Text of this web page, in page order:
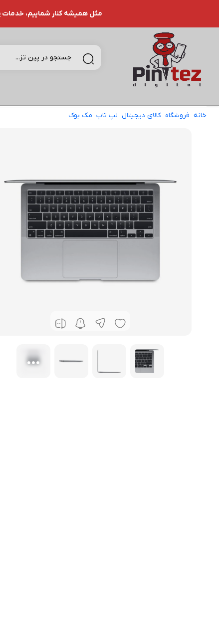
مثل همیشه کنار شماییم، خدمات
خانه فروشگاه کالای دیجیتال لپ تاپ مک بوک